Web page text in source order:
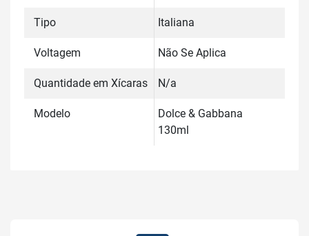
Tipo Italiana
Voltagem Não Se Aplica
Quantidade em Xícaras N/a
Modelo
Dolce & Gabbana
130ml